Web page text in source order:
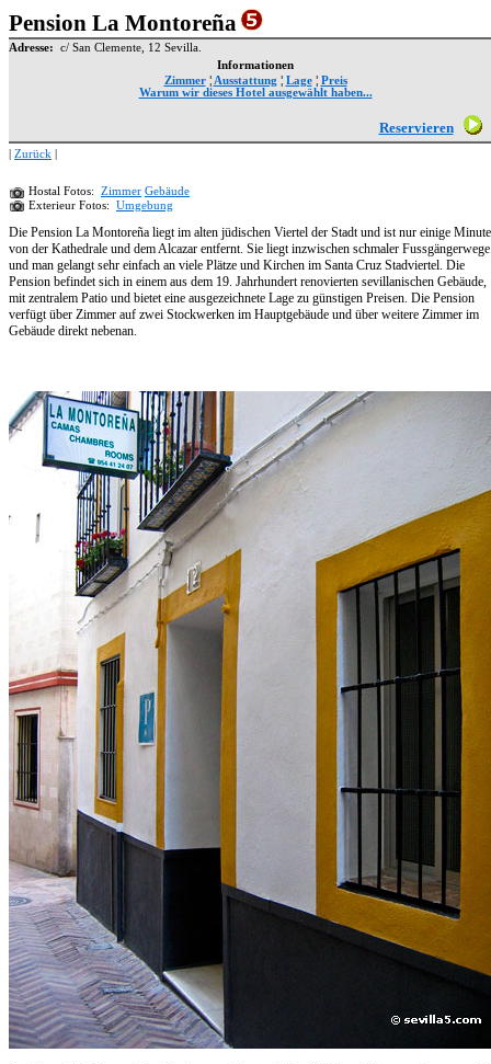
Pension La Montoreña
Adresse: c/ San Clemente, 12 Sevilla.
Informationen
Zimmer¦ Ausstattung ¦ Lage¦ Preis
Warum wir dieses Hotel ausgewählt haben...
Reservieren
Zurück
Hostal Fotos: Zimmer Gebäude
Exterieur Fotos: Umgebung
Die Pension La Montoreña liegt im alten jüdischen Viertel der Stadt und ist nur einige
von der Kathedrale und dem Alcazar entfernt. Sie liegt inzwischen schmaler Fussgängerwege
und man gelangt sehr einfach an viele Plätze und Kirchen im Santa Cruz Stadviertel. Die
Pension befindet sich in einem aus dem 19. Jahrhundert renovierten sevillanischen Gebäude,
mit zentralem Patio und bietet eine ausgezeichnete Lage zu günstigen Preisen. Die Pension
verfügt über Zimmer auf zwei Stockwerken im Hauptgebäude und über weitere Zimmer im
Gebäude direkt nebenan.